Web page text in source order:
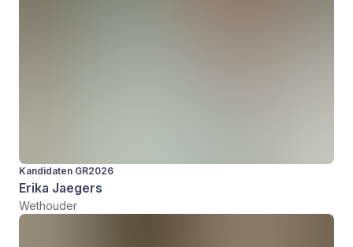
Kandidaten GR2026
Erika Jaegers
Wethouder